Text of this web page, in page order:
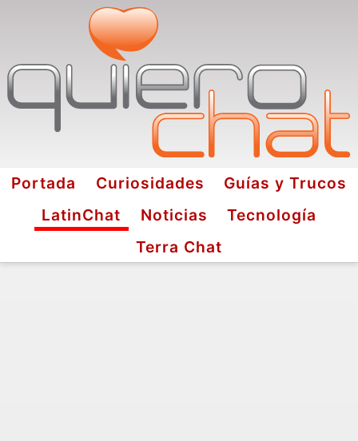
Portada Curiosidades
Guías y Trucos
LatinChat
Noticias
Tecnología
Terra Chat